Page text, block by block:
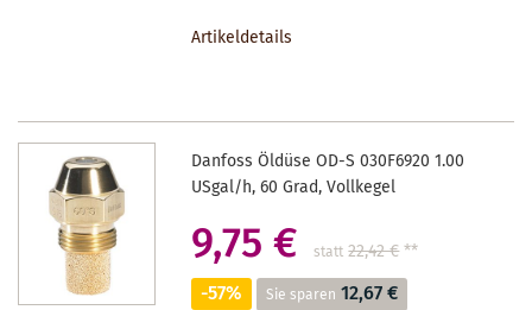
Artikeldetails
Danfoss Öldüse OD-S 030F6920 1.00
USgal/h, 60 Grad, Vollkegel
9,75 € statt 22,42 €**
-57% Sie sparen 12,67 €